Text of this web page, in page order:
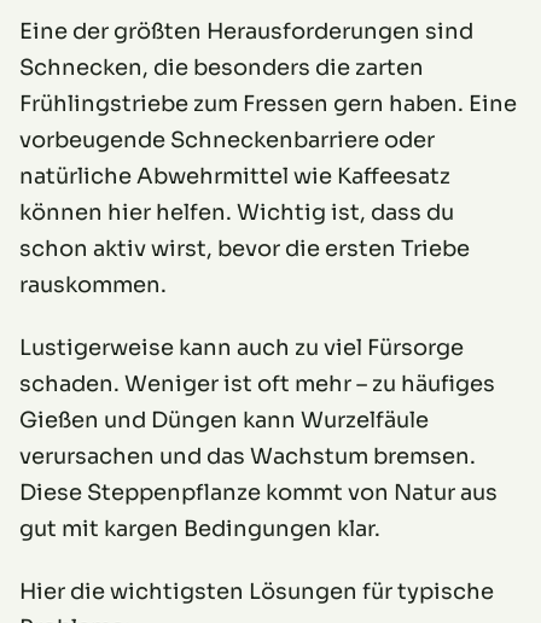
Eine der größten Herausforderungen sind
Schnecken, die besonders die zarten
Frühlingstriebe zum Fressen gern haben. Eine
vorbeugende Schneckenbarriere oder
natürliche Abwehrmittel wie Kaffeesatz
können hier helfen. Wichtig ist, dass du
schon aktiv wirst, bevor die ersten Triebe
rauskommen.
Lustigerweise kann auch zu viel Fürsorge
schaden. Weniger ist oft mehr – zu häufiges
Gießen und Düngen kann Wurzelfäule
verursachen und das Wachstum bremsen.
Diese Steppenpflanze kommt von Natur aus
gut mit kargen Bedingungen klar.
Hier die wichtigsten Lösungen für typische